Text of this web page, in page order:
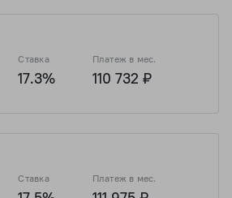
Ставка
17.3%
Платеж в мес.
110 732 ₽
Ставка Платеж в мес.